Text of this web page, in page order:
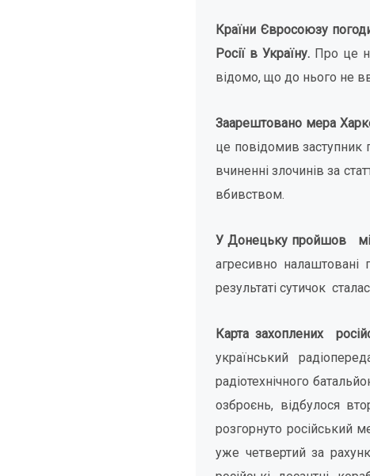
Країни Євросоюзу
Росії в Україну. Про це
відомо, що до нього не
Заарештовано мера
це повідомив заступник
вчиненні злочинів за
вбивством.
У Донецьку пройшов
агресивно налаштовані
результаті сутичок
Карта захоплених
український
радіотехнічного
озброєнь, відбулося
розгорнуто російський
уже четвертий за